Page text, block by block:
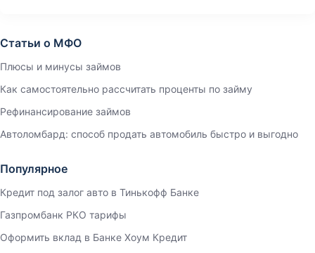
Статьи о МФО
Плюсы и минусы займов
Как самостоятельно рассчитать проценты по займу
Рефинансирование займов
Автоломбард: способ продать автомобиль быстро и выгодно
Популярное
Кредит под залог авто в Тинькофф Банке
Газпромбанк РКО тарифы
Оформить вклад в Банке Хоум Кредит